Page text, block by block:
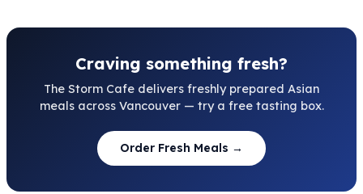
Craving something fresh?
The Storm Cafe delivers freshly prepared Asian
meals across Vancouver — try a free tasting box.
Order Fresh Meals →